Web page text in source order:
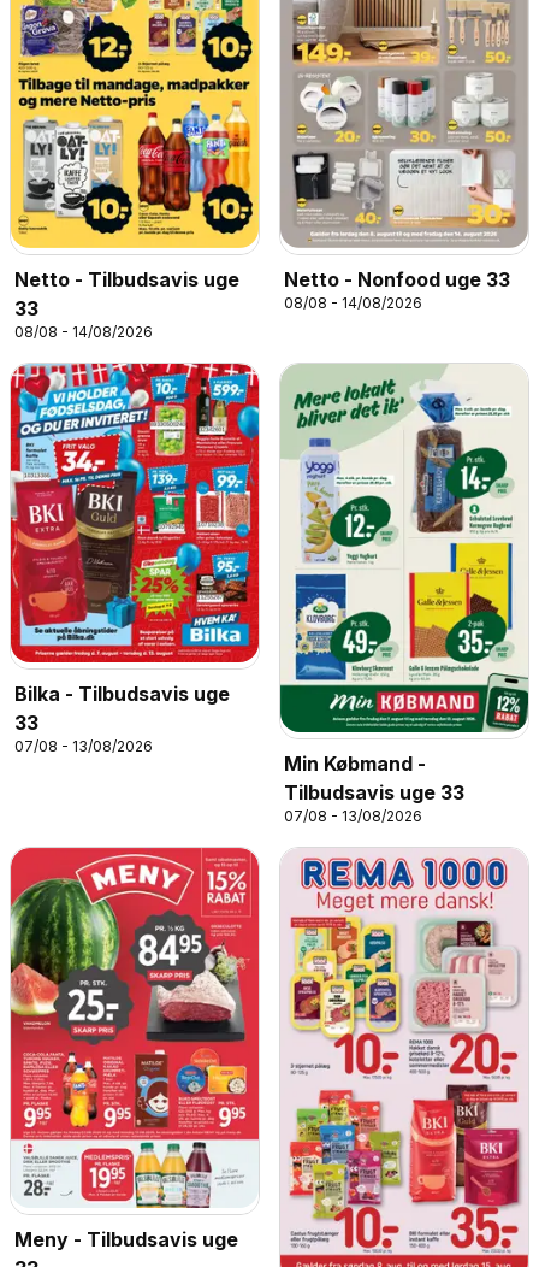
Netto - Tilbudsavis uge
33
08/08 - 14/08/2026
Netto - Nonfood uge 33
08/08 - 14/08/2026
Bilka - Tilbudsavis uge
33
07/08 - 13/08/2026
Min Købmand -
Tilbudsavis uge 33
07/08 - 13/08/2026
Meny - Tilbudsavis uge